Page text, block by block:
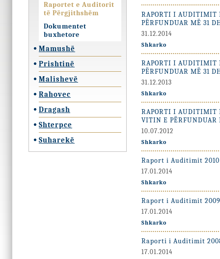
Raportet e Auditorit
të Përgjithshëm
Dokumentet
buxhetore
Mamushë
Prishtinë
Malishevë
Rahovec
Dragash
Shterpce
Suharekë
RAPORTI I AUDITIMIT
PËRFUNDUAR MË 31
31.12.2014
Shkarko
RAPORTI I AUDITIMIT
PËRFUNDUAR MË 31
31.12.2013
Shkarko
RAPORTI I AUDITIMIT
VITIN E PËRFUNDUAR
10.07.2012
Shkarko
Raport i Auditimit 2010
17.01.2014
Shkarko
Raport i Auditimit 2009
17.01.2014
Shkarko
Raporti i Auditimit
17.01.2014